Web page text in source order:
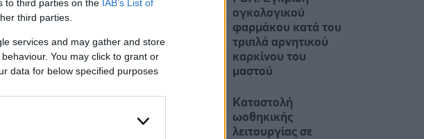
to third parties on the IAB’s List of
third parties.
services and may gather and store
You may click to grant or
data for below specified purposes
φάρμακο
κυρίως
HER2, στους
ογκολογικού
φαρμάκου κατά του
τριπλά αρνητικού
καρκίνου του
μαστού
Καταστολή
ωοθηκικής
λειτουργίας σε